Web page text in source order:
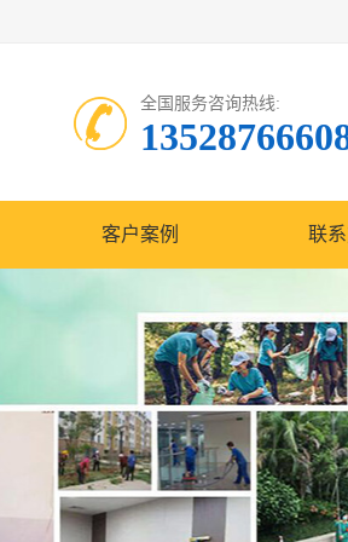
全国服务咨询热线:
客户案例 联